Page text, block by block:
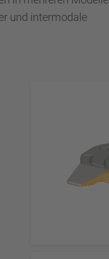
und intermodale